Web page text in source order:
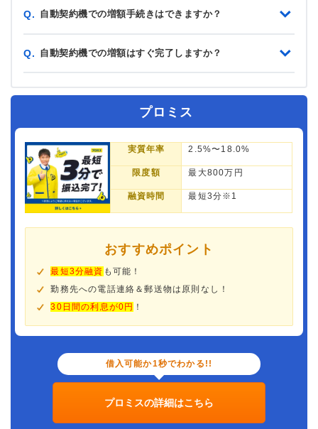
Q. 自動契約機での増額手続きはできますか？
Q. 自動契約機での増額はすぐ完了しますか？
プロミス
実質年率 2.5%〜18.0%
限度額 最大800万円
融資時間 最短3分※1
おすすめポイント
最短3分融資 も可能！
勤務先への電話連絡＆郵送物は原則なし！
30日間の利息が0円 ！
借入可能か1秒でわかる!!
プロミスの詳細はこちら